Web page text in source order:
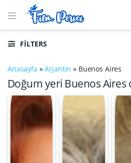
FILTERS
Anasayfa »Arjantin » Buenos Aires
Doğum yeri Buenos Aires